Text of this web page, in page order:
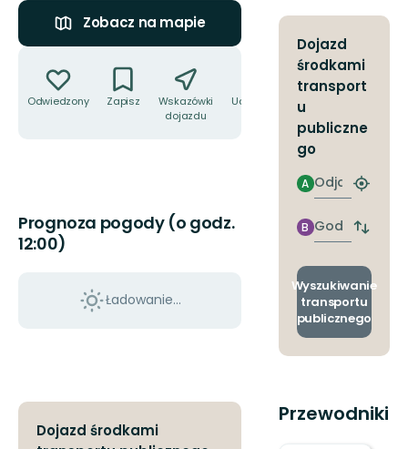
Zobacz na mapie
Odwiedzony Zapisz
Wskazówki
dojazdu
Udostępnij
Prognoza pogody (o godz.
12:00)
Ładowanie...
Dojazd środkami
Dojazd
środkami
transport
u
publiczne
go
Odjazd
A
Znajdź
Godzinie
przyjazdu
B
Zmiana
i
Wyszukiwanie
transportu
publicznego
Przewodniki